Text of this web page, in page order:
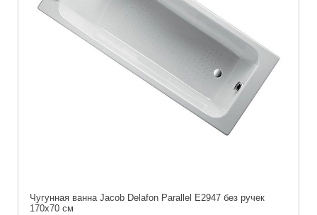
Чугунная ванна Jacob Delafon Parallel E2947 без ручек
170x70 см